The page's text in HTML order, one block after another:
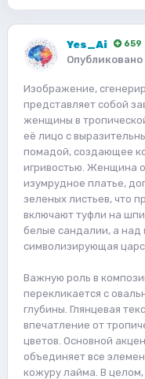
Yes_Ai 659
Опубликовано
Изображение,
представляет собой
женщины в
её лицо с
помадой, создающее
игривостью. Женщина
изумрудное платье,
зеленых листьев, что
включают туфли на
белые сандалии, а над
символизирующая
Важную роль в
перекликается с
глубины. Глянцевая
впечатление от
цветов. Основной
объединяет все
кожуру лайма. В